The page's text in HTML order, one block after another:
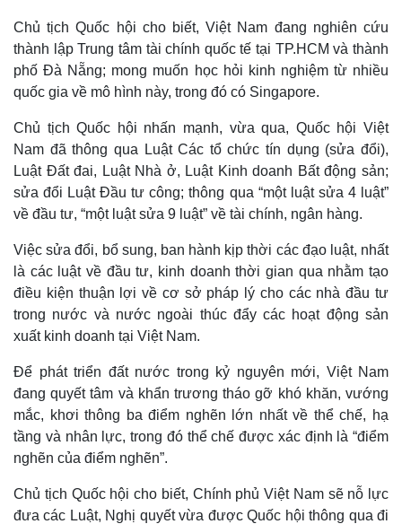
Kinh tế
Bất động sản
Khởi nghiệp
Thị trường
Giá vàng
Tiêu dùng
Tỷ giá
Chứng khoán
Giá cà phê
Chủ tịch Quốc hội cho biết, Việt Nam đang nghiên cứu
thành lập Trung tâm tài chính quốc tế tại TP.HCM và thành
phố Đà Nẵng; mong muốn học hỏi kinh nghiệm từ nhiều
quốc gia về mô hình này, trong đó có Singapore.
Chủ tịch Quốc hội nhấn mạnh, vừa qua, Quốc hội Việt
Nam đã thông qua Luật Các tổ chức tín dụng (sửa đổi),
Luật Đất đai, Luật Nhà ở, Luật Kinh doanh Bất động sản;
sửa đổi Luật Đầu tư công; thông qua “một luật sửa 4 luật”
về đầu tư, “một luật sửa 9 luật” về tài chính, ngân hàng.
Việc sửa đổi, bổ sung, ban hành kịp thời các đạo luật, nhất
là các luật về đầu tư, kinh doanh thời gian qua nhằm tạo
điều kiện thuận lợi về cơ sở pháp lý cho các nhà đầu tư
trong nước và nước ngoài thúc đẩy các hoạt động sản
xuất kinh doanh tại Việt Nam.
Để phát triển đất nước trong kỷ nguyên mới, Việt Nam
đang quyết tâm và khẩn trương tháo gỡ khó khăn, vướng
mắc, khơi thông ba điểm nghẽn lớn nhất về thể chế, hạ
tầng và nhân lực, trong đó thể chế được xác định là “điểm
nghẽn của điểm nghẽn”.
Chủ tịch Quốc hội cho biết, Chính phủ Việt Nam sẽ nỗ lực
đưa các Luật, Nghị quyết vừa được Quốc hội thông qua đi